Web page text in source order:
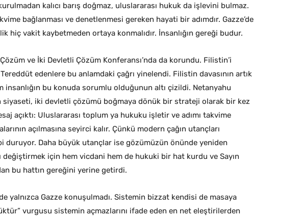
kalıcı barış doğmaz, uluslararası hukuk da işlevini bulmaz.
bağlanması ve denetlenmesi gereken hayati bir adımdır. Gazze’de
hiç vakit kaybetmeden ortaya konmalıdır. İnsanlığın gereği budur.
ve İki Devletli Çözüm Konferansı’nda da korundu. Filistin’i
edenlere bu anlamdaki çağrı yinelendi. Filistin davasının artık
bu konuda sorumlu olduğunun altı çizildi. Netanyahu
iki devletli çözümü boğmaya dönük bir strateji olarak bir kez
açıktı: Uluslararası toplum ya hukuku işletir ve adımı takvime
açılmasına seyirci kalır. Çünkü modern çağın utançları
duruyor. Daha büyük utançlar ise gözümüzün önünde yeniden
değiştirmek için hem vicdani hem de hukuki bir hat kurdu ve Sayın
bu hattın gereğini yerine getirdi.
yalnızca Gazze konuşulmadı. Sistemin bizzat kendisi de masaya
vurgusu sistemin açmazlarını ifade eden en net eleştirilerden